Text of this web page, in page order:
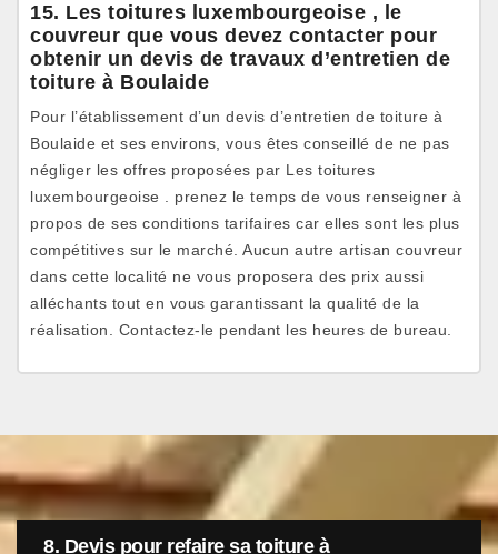
15. Les toitures luxembourgeoise , le
couvreur que vous devez contacter pour
obtenir un devis de travaux d’entretien de
toiture à Boulaide
Pour l’établissement d’un devis d’entretien de toiture à
Boulaide et ses environs, vous êtes conseillé de ne pas
négliger les offres proposées par Les toitures
luxembourgeoise . prenez le temps de vous renseigner à
propos de ses conditions tarifaires car elles sont les plus
compétitives sur le marché. Aucun autre artisan couvreur
dans cette localité ne vous proposera des prix aussi
alléchants tout en vous garantissant la qualité de la
réalisation. Contactez-le pendant les heures de bureau.
8. Devis pour refaire sa toiture à